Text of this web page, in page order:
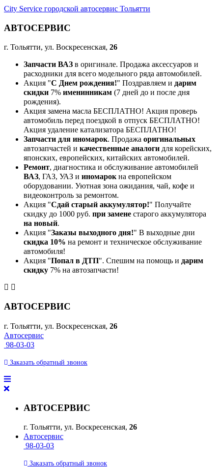
City Service городской автосервис Тольятти
АВТОСЕРВИС
г. Тольятти, ул. Воскресенская, 26
Запчасти ВАЗ в оригинале. Продажа аксессуаров и
расходники для всего модельного ряда автомобилей.
Акция "С Днем рождения!" Поздравляем и дарим
скидки 7% именинникам (7 дней до и после дня
рождения).
Акция замена масла БЕСПЛАТНО! Акция проверь
автомобиль перед поездкой в отпуск БЕСПЛАТНО!
Акция удаление катализатора БЕСПЛАТНО!
Запчасти для иномарок. Продажа оригинальных
автозапчастей и качественные аналоги для корейских,
японских, европейских, китайских автомобилей.
Ремонт, диагностика и обслуживание автомобилей
ВАЗ, ГАЗ, УАЗ и иномарокна европейском
оборудовании. Уютная зона ожидания, чай, кофе и
видеоконтроль за ремонтом.
Акция "Сдай старый аккумулятор!" Получайте
скидку до 1000 руб. при замене старого аккумулятора
на новый.
Акция "Заказы выходного дня!" В выходные дни
скидка 10% на ремонт и техническое обслуживание
автомобиля!
Акция "Попал в ДТП". Спешим на помощь и дарим
скидку 7% на автозапчасти!
АВТОСЕРВИС
г. Тольятти, ул. Воскресенская, 26
Автосервис
98-03-03
Заказать обратный звонок
АВТОСЕРВИС
г. Тольятти, ул. Воскресенская, 26
Автосервис
98-03-03
Заказать обратный звонок